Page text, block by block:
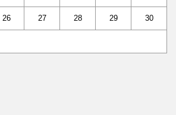
26 27 28 29 30